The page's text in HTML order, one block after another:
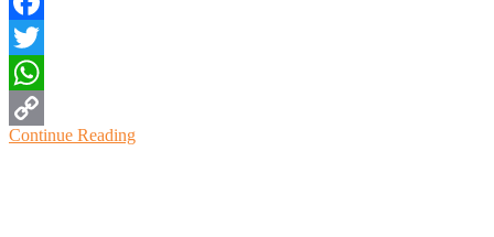
Facebook
Twitter
WhatsApp
Copy
Continue Reading